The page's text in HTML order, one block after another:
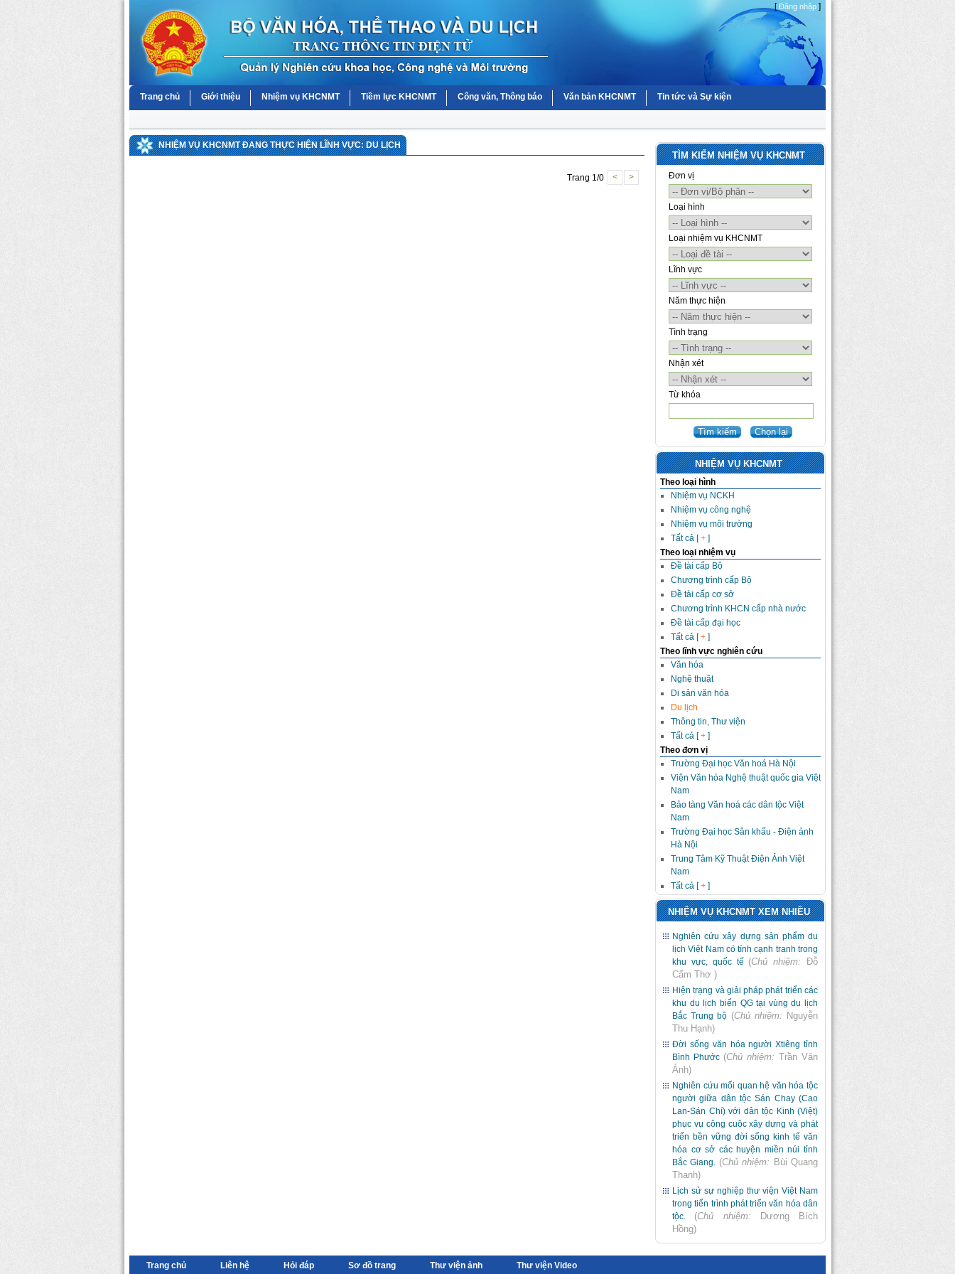
[Đăng nhập ]
Trang chủ Giới thiệu Nhiệm vụ KHCNMT Tiềm lực KHCNMT Công văn, Thông báo Văn bản KHCNMT Tin tức và Sự kiện
NHIỆM VỤ KHCNMT ĐANG THỰC HIỆN LĨNH VỰC: DU LỊCH
Trang 1/0 < >
TÌM KIẾM NHIỆM VỤ KHCNMT
Đơn vị
Loại hình
Loại nhiệm vụ KHCNMT
Lĩnh vực
Năm thực hiện
Tình trạng
Nhận xét
Từ khóa
NHIỆM VỤ KHCNMT
Theo loại hình
Nhiệm vụ NCKH
Nhiệm vụ công nghệ
Nhiệm vụ môi trường
Tất cả [+ ]
Theo loại nhiệm vụ
Đề tài cấp Bộ
Chương trình cấp Bộ
Đề tài cấp cơ sở
Chương trình KHCN cấp nhà nước
Đề tài cấp đại học
Tất cả [+ ]
Theo lĩnh vực nghiên cứu
Văn hóa
Nghệ thuật
Di sản văn hóa
Du lịch
Thông tin, Thư viện
Tất cả [+ ]
Theo đơn vị
Trường Đại học Văn hoá Hà Nội
Viện Văn hóa Nghệ thuật quốc gia Việt
Nam
Bảo tàng Văn hoá các dân tộc Việt
Nam
Trường Đại học Sân khấu - Điện ảnh
Hà Nội
Trung Tâm Kỹ Thuật Điện Ảnh Việt
Nam
Tất cả [+ ]
NHIỆM VỤ KHCNMT XEM NHIỀU
Nghiên cứu xây dựng sản phẩm du
lịch Việt Nam có tính cạnh tranh trong
khu vực, quốc tế (Chủ nhiệm:
Đỗ
Cẩm Thơ )
Hiện trạng và giải pháp phát triển các
khu du lịch biển QG tại vùng du lịch
Bắc Trung bộ (Chủ nhiệm: Nguyễn
Thu Hạnh)
Đời sống văn hóa người Xtiêng tỉnh
Bình Phước (Chủ nhiệm: Trần Văn
Ánh)
Nghiên cứu mối quan hệ văn hóa tộc
người giữa dân tộc Sán Chay (Cao
Lan-Sán Chí) với dân tộc Kinh (Việt)
phục vụ công cuộc xây dựng và phát
triển bền vững đời sống kinh tế văn
hóa cơ sở các huyện miền núi tỉnh
Bắc Giang. (Chủ nhiệm: Bùi Quang
Thanh)
Lịch sử sự nghiệp thư viện Việt Nam
trong tiến trình phát triển văn hóa dân
tộc.
(Chủ nhiệm:
Dương Bích
Hồng)
Trang chủ Liên hệ Hỏi đáp Sơ đồ trang Thư viện ảnh Thư viện Video